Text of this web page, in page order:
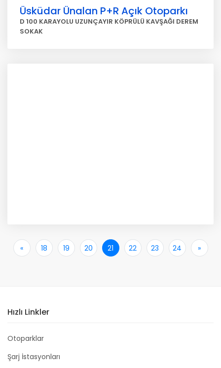
Üsküdar Ünalan P+R Açık Otoparkı
D 100 KARAYOLU UZUNÇAYIR KÖPRÜLÜ KAVŞAĞI DEREM
SOKAK
« 18 19 20 21 22 23 24 » Son
Hızlı Linkler
Otoparklar
Şarj İstasyonları